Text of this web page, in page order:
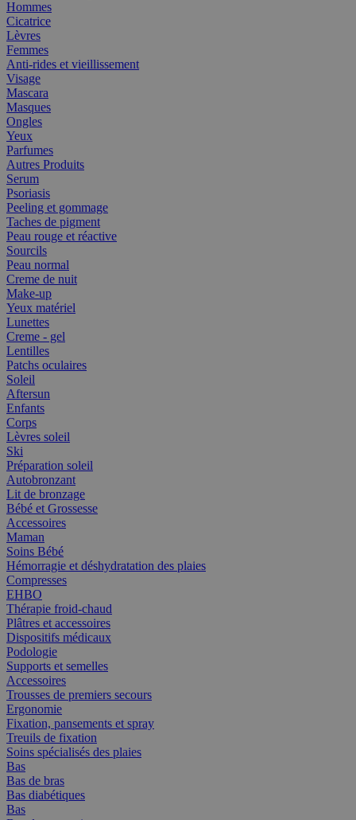
Hommes
Cicatrice
Lèvres
Femmes
Anti-rides et vieillissement
Visage
Mascara
Masques
Ongles
Yeux
Parfumes
Autres Produits
Serum
Psoriasis
Peeling et gommage
Taches de pigment
Peau rouge et réactive
Sourcils
Peau normal
Creme de nuit
Make-up
Yeux matériel
Lunettes
Creme - gel
Lentilles
Patchs oculaires
Soleil
Aftersun
Enfants
Corps
Lèvres soleil
Ski
Préparation soleil
Autobronzant
Lit de bronzage
Bébé et Grossesse
Accessoires
Maman
Soins Bébé
Hémorragie et déshydratation des plaies
Compresses
EHBO
Thérapie froid-chaud
Plâtres et accessoires
Dispositifs médicaux
Podologie
Supports et semelles
Accessoires
Trousses de premiers secours
Ergonomie
Fixation, pansements et spray
Treuils de fixation
Soins spécialisés des plaies
Bas
Bas de bras
Bas diabétiques
Bas